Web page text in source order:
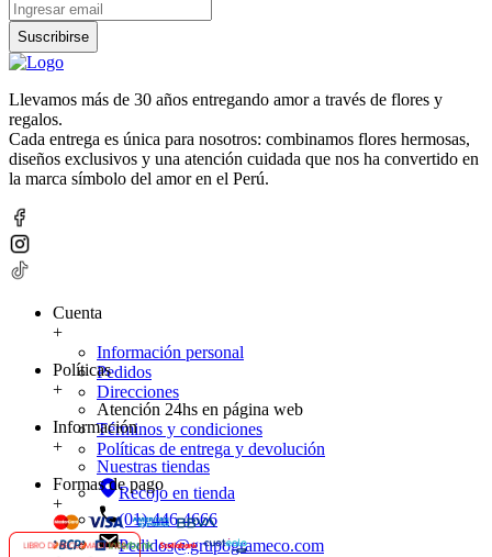
Suscribirse
Llevamos más de 30 años entregando amor a través de flores y
regalos.
Cada entrega es única para nosotros: combinamos flores hermosas,
diseños exclusivos y una atención cuidada que nos ha convertido en
la marca símbolo del amor en el Perú.
Cuenta
+
Información personal
Pedidos
Direcciones
Políticas
+
Atención 24hs en página web
Términos y condiciones
Políticas de entrega y devolución
Información
+
Nuestras tiendas
Recojo en tienda
(01) 446 4666
Pedidos@grupogrameco.com
Formas de pago
+